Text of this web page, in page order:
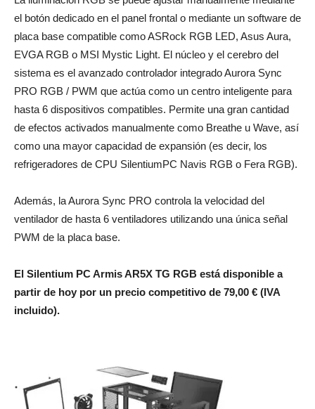
el botón dedicado en el panel frontal o mediante un software de
placa base compatible como ASRock RGB LED, Asus Aura,
EVGA RGB o MSI Mystic Light. El núcleo y el cerebro del
sistema es el avanzado controlador integrado Aurora Sync
PRO RGB / PWM que actúa como un centro inteligente para
hasta 6 dispositivos compatibles. Permite una gran cantidad
de efectos activados manualmente como Breathe u Wave, así
como una mayor capacidad de expansión (es decir, los
refrigeradores de CPU SilentiumPC Navis RGB o Fera RGB).
Además, la Aurora Sync PRO controla la velocidad del
ventilador de hasta 6 ventiladores utilizando una única señal
PWM de la placa base.
El Silentium PC Armis AR5X TG RGB está disponible a
partir de hoy por un precio competitivo de 79,00 € (IVA
incluido).